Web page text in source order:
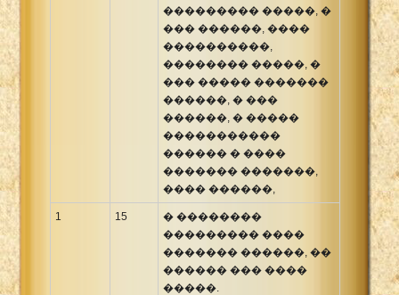
��������� �����, �
��� ������, ����
����������,
�������� �����, �
��� ����� �������
������, � ���
������, � �����
�����������
������ � ����
������� �������,
���� ������,
1 15
� ��������
��������� ����
������� ������, ��
������ ��� ����
�����.